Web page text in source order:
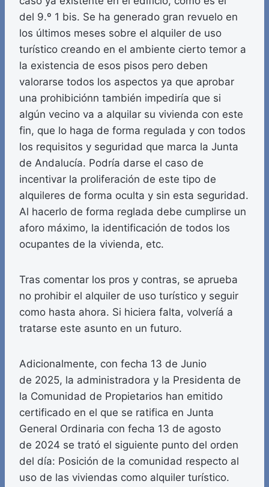
del 9.º 1 bis. Se ha generado gran revuelo en
los últimos meses sobre el alquiler de uso
turístico creando en el ambiente cierto temor a
la existencia de esos pisos pero deben
valorarse todos los aspectos ya que aprobar
una prohibiciónn también impediría que si
algún vecino va a alquilar su vivienda con este
fin, que lo haga de forma regulada y con todos
los requisitos y seguridad que marca la Junta
de Andalucía. Podría darse el caso de
incentivar la proliferación de este tipo de
alquileres de forma oculta y sin esta seguridad.
Al hacerlo de forma reglada debe cumplirse un
aforo máximo, la identificación de todos los
ocupantes de la vivienda, etc.
Tras comentar los pros y contras, se aprueba
no prohibir el alquiler de uso turístico y seguir
como hasta ahora. Si hiciera falta, volveríá a
tratarse este asunto en un futuro.
Adicionalmente, con fecha 13 de Junio
de 2025, la administradora y la Presidenta de
la Comunidad de Propietarios han emitido
certificado en el que se ratifica en Junta
General Ordinaria con fecha 13 de agosto
de 2024 se trató el siguiente punto del orden
del día: Posición de la comunidad respecto al
uso de las viviendas como alquiler turístico.